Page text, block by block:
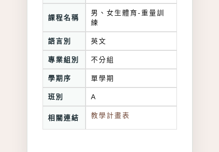
課程名稱
男、女生體育-重量訓
練
語言別 英文
專業組別 不分組
學期序 單學期
班別 A
相關連結 教學計畫表